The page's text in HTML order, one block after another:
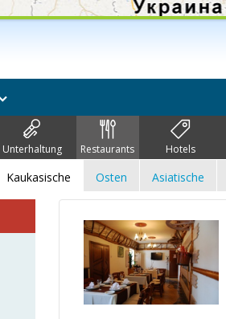
Unterhaltung Restaurants Hotels
Kaukasische Osten Asiatische